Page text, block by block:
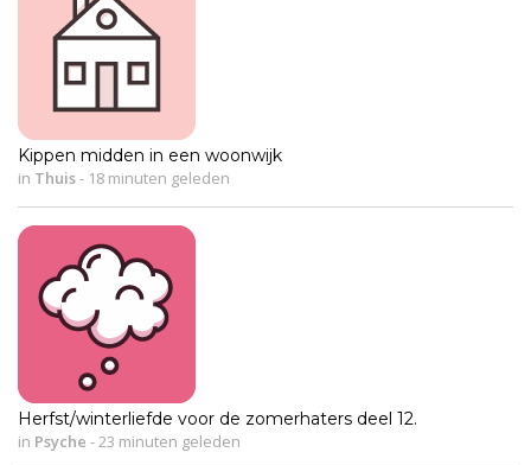
Kippen midden in een woonwijk
in Thuis- 18 minuten geleden
Herfst/winterliefde voor de zomerhaters deel 12.
in Psyche -23 minuten geleden